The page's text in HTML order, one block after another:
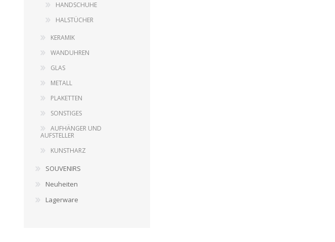
HANDSCHUHE
HALSTÜCHER
KERAMIK
WANDUHREN
GLAS
METALL
PLAKETTEN
SONSTIGES
AUFHÄNGER UND
AUFSTELLER
KUNSTHARZ
SOUVENIRS
Neuheiten
Lagerware